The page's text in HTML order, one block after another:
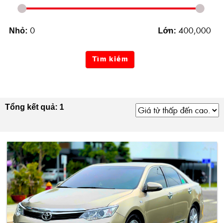
Nhỏ: 0 Lớn: 400,000
Tìm kiếm
Tổng kết quả: 1